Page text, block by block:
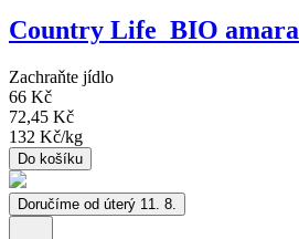
Country Life_BIO
Zachraňte jídlo
66 Kč
72,45 Kč
132 Kč/kg
Do košíku
Doručíme od úterý 11. 8.